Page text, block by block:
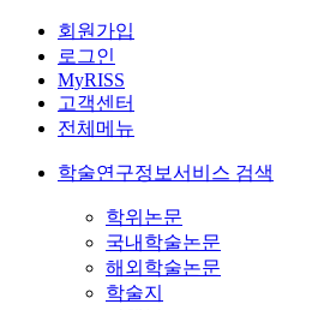
회원가입
로그인
MyRISS
고객센터
전체메뉴
학술연구정보서비스 검색
학위논문
국내학술논문
해외학술논문
학술지